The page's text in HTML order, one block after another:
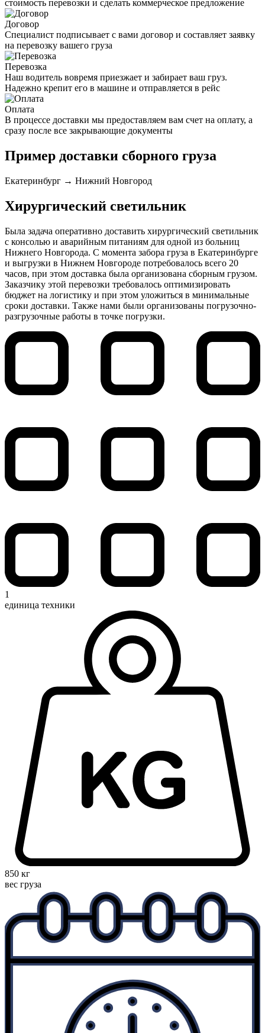
стоимость перевозки и сделать коммерческое предложение
Договор
Специалист подписывает с вами договор и составляет заявку
на перевозку вашего груза
Перевозка
Наш водитель вовремя приезжает и забирает ваш груз.
Надежно крепит его в машине и отправляется в рейс
Оплата
В процессе доставки мы предоставляем вам счет на оплату, а
сразу после все закрывающие документы
Пример доставки сборного груза
Екатеринбург → Нижний Новгород
Хирургический светильник
Была задача оперативно доставить хирургический светильник
с консолью и аварийным питаниям для одной из больниц
Нижнего Новгорода. С момента забора груза в Екатеринбурге
и выгрузки в Нижнем Новгороде потребовалось всего 20
часов, при этом доставка была организована сборным грузом.
Заказчику этой перевозки требовалось оптимизировать
бюджет на логистику и при этом уложиться в минимальные
сроки доставки. Также нами были организованы погрузочно-
разгрузочные работы в точке погрузки.
1
единица техники
850 кг
вес груза